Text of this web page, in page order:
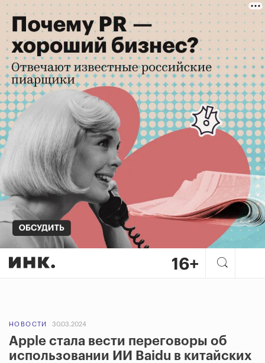
НОВОСТИ 30.03.2024
Apple стала вести переговоры об
использовании ИИ Baidu в китайских